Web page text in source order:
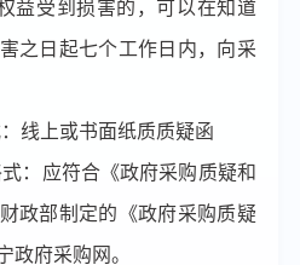
益受到损害的，可以在知道
之日起七个工作日内，向采
线上或书面纸质质疑函
：应符合《政府采购质疑和
政部制定的《政府采购质疑
政府采购网。